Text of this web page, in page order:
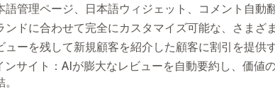
語管理ページ、日本語ウィジェット、コメント自動
ンドに合わせて完全にカスタマイズ可能な、さまざ
ューを残して新規顧客を紹介した顧客に割引を提供
ンサイト：AIが膨大なレビューを自動要約し、価値